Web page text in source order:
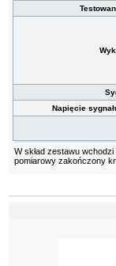
Napięcie
W skład zestawu
pomiarowy zakończony